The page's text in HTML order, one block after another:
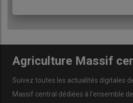
Agriculture Massif
Suivez toutes les actualités digitales
Massif central dédiées à l'ensemble